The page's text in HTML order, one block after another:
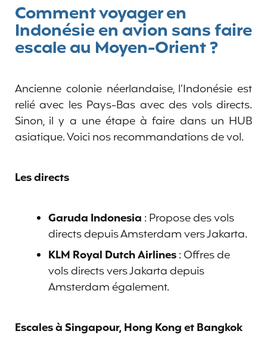
Comment voyager en
Indonésie en avion sans faire
escale au Moyen-Orient ?
Ancienne colonie néerlandaise, l’Indonésie est
relié avec les Pays-Bas avec des vols directs.
Sinon, il y a une étape à faire dans un HUB
asiatique. Voici nos recommandations de vol.
Les directs
Garuda Indonesia : Propose des vols
directs depuis Amsterdam vers Jakarta.
KLM Royal Dutch Airlines: Offres de
vols directs vers Jakarta depuis
Amsterdam également.
Escales à Singapour, Hong Kong et Bangkok